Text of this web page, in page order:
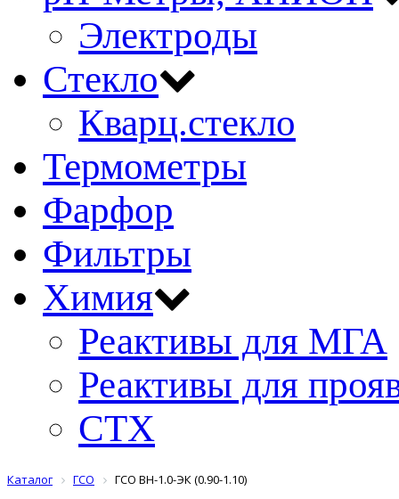
Электроды
Стекло
Кварц.стекло
Термометры
Фарфор
Фильтры
Химия
Реактивы для МГА
Реактивы для
СТХ
Каталог ГСО ГСО ВН-1.0-ЭК (0.90-1.10)